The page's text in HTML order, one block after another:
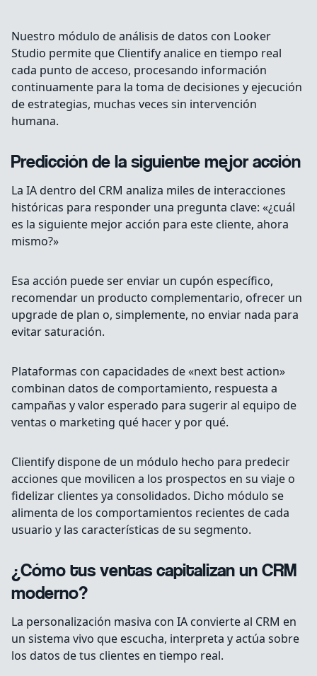
Nuestro módulo de análisis de datos con Looker
Studio permite que Clientify analice en tiempo real
cada punto de acceso, procesando información
continuamente para la toma de decisiones y ejecución
de estrategias, muchas veces sin intervención
humana.
Predicción de la siguiente mejor acción
La IA dentro del CRM analiza miles de interacciones
históricas para responder una pregunta clave: «¿cuál
es la siguiente mejor acción para este cliente, ahora
mismo?»
Esa acción puede ser enviar un cupón específico,
recomendar un producto complementario, ofrecer un
upgrade de plan o, simplemente, no enviar nada para
evitar saturación.
Plataformas con capacidades de «next best action»
combinan datos de comportamiento, respuesta a
campañas y valor esperado para sugerir al equipo de
ventas o marketing qué hacer y por qué.
Clientify dispone de un módulo hecho para predecir
acciones que movilicen a los prospectos en su viaje o
fidelizar clientes ya consolidados. Dicho módulo se
alimenta de los comportamientos recientes de cada
usuario y las características de su segmento.
¿Cómo tus ventas capitalizan un CRM
moderno?
La personalización masiva con IA convierte al CRM en
un sistema vivo que escucha, interpreta y actúa sobre
los datos de tus clientes en tiempo real.